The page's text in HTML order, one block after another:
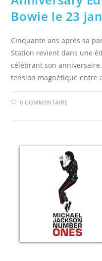
Bowie le 23
Cinquante ans après sa
Station revient dans une
célébrant son
tension magnétique entre
0 COMMENTAIRE